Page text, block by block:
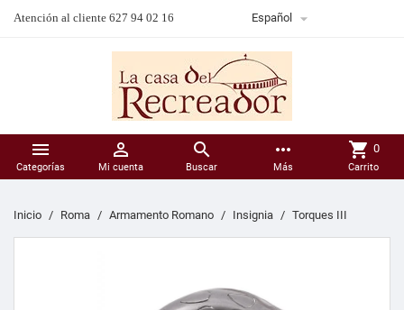
Atención al cliente 627 94 02 16 Español 

Categorías

Mi cuenta

Buscar
more_horiz
Más
shopping_cart 0
Carrito
Inicio Roma Armamento Romano Insignia Torques III